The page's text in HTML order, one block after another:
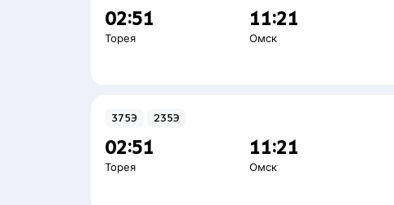
02:51
Торея
11:21
Омск
375Э 235Э
02:51
Торея
11:21
Омск